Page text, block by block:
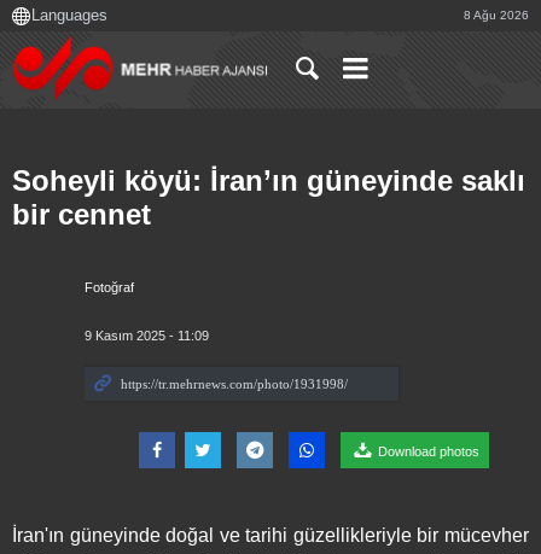
8 Ağu 2026
Fotoğraf
9 Kasım 2025 - 11:09
Download photos
Soheyli köyü: İran’ın güneyinde saklı
bir cennet
İran'ın güneyinde doğal ve tarihi güzellikleriyle bir mücevher